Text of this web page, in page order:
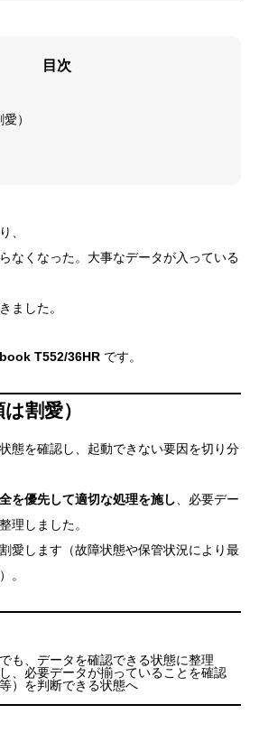
目次
）
、
なくなった。大事なデータが入っている
ました。
T552/36HR です。
割愛）
態を確認し、起動できない要因を切り分
を優先して適切な処理を施し 、必要デー
理しました。
愛します（故障状態や保管状況により最
。
も、データを確認できる状態に整理
、必要データが揃っていることを確認
）を判断できる状態へ